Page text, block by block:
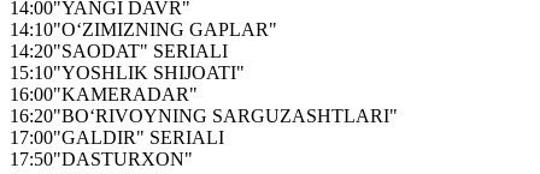
14:00"YANGI DAVR"
14:10"O‘ZIMIZNING GAPLAR"
14:20"SAODAT" SERIALI
15:10"YOSHLIK SHIJOATI"
16:00"KAMERADAR"
16:20"BO‘RIVOYNING SARGUZASHTLARI"
17:00"GALDIR" SERIALI
17:50"DASTURXON"